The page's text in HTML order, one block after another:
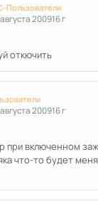
Пользователи
200916 г
откючить
200916 г
при включенном
что-то будет